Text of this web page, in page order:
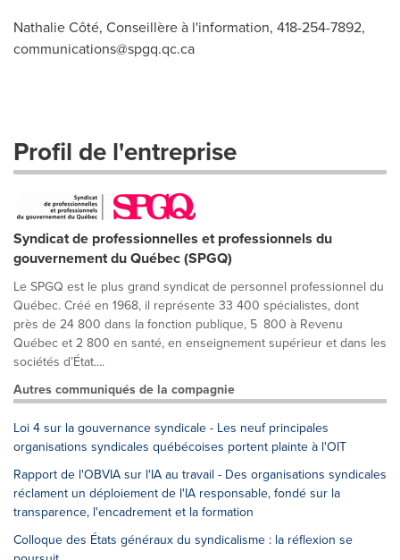
Nathalie Côté, Conseillère à l'information, 418-254-7892,
communications@spgq.qc.ca
Profil de l'entreprise
Syndicat de professionnelles et professionnels du
gouvernement du Québec (SPGQ)
Le SPGQ est le plus grand syndicat de personnel professionnel du
Québec. Créé en 1968, il représente 33 400 spécialistes, dont
près de 24 800 dans la fonction publique, 5 800 à Revenu
Québec et 2 800 en santé, en enseignement supérieur et dans les
sociétés d’État....
Autres communiqués de la compagnie
Loi 4 sur la gouvernance syndicale - Les neuf principales
organisations syndicales québécoises portent plainte à l'OIT
Rapport de l'OBVIA sur l'IA au travail - Des organisations syndicales
réclament un déploiement de l'IA responsable, fondé sur la
transparence, l'encadrement et la formation
Colloque des États généraux du syndicalisme : la réflexion se